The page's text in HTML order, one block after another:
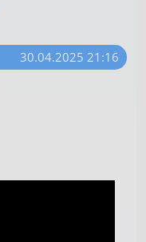
30.04.2025 21:16